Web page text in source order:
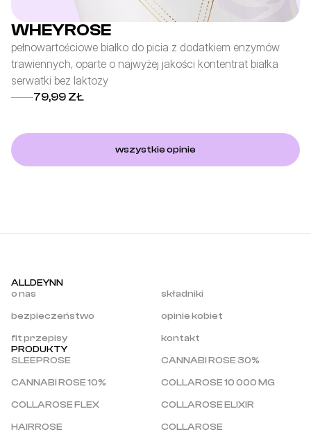
WHEYROSE
pełnowartościowe białko do picia z dodatkiem enzymów
trawiennych, oparte o najwyżej jakości kontentrat białka
serwatki bez laktozy
79,99 ZŁ
wszystkie opinie
ALLDEYNN
o nas
składniki
bezpieczeństwo
opinie kobiet
fit przepisy
kontakt
PRODUKTY
SLEEPROSE
CANNABI ROSE 30%
CANNABI ROSE 10%
COLLAROSE 10 000 MG
COLLAROSE FLEX
COLLAROSE ELIXIR
HAIRROSE
COLLAROSE